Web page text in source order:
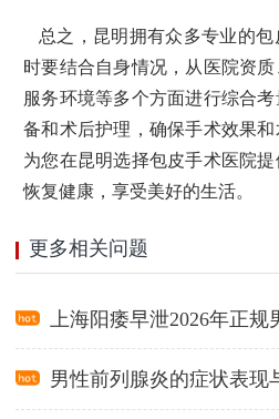
总之，昆明拥有众多专业的
时要结合自身情况，从医院资质
服务环境等多个方面进行综合
备和术后护理，确保手术效果
为您在昆明选择包皮手术医院
恢复健康，享受美好的生活。
更多相关问题
上海阳痿早泄2026年正
男性前列腺炎的症状表现